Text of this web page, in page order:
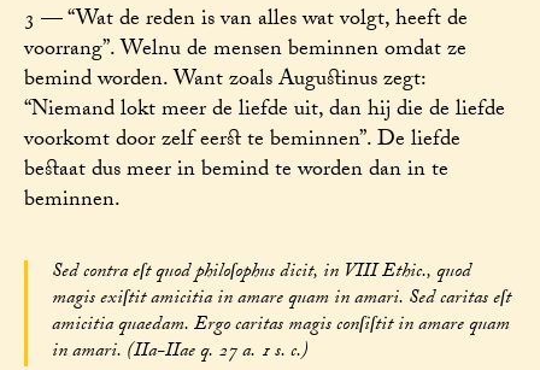
3 — “Wat de reden is van alles wat volgt, heeft de
voorrang”. Welnu de mensen beminnen omdat ze
bemind worden. Want zoals Augustinus zegt:
“Niemand lokt meer de liefde uit, dan hij die de liefde
voorkomt door zelf eerst te beminnen”. De liefde
bestaat dus meer in bemind te worden dan in te
beminnen.
Sed contra eſt quod philoſophus dicit, in VIII Ethic., quod
magis exiſtit amicitia in amare quam in amari. Sed caritas eſt
amicitia quaedam. Ergo caritas magis conſiſtit in amare quam
in amari. (IIa-IIae q. 27 a. 1 s. c.)